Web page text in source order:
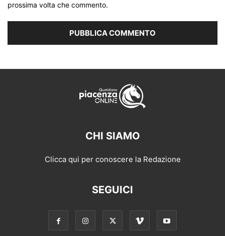
prossima volta che commento.
CHI SIAMO
Clicca qui per conoscere la Redazione
SEGUICI